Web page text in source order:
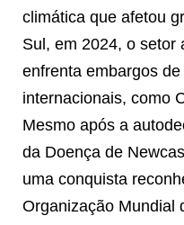
climática que afetou
Sul, em 2024, o setor
enfrenta embargos
internacionais, como
Mesmo após a
da Doença de
uma conquista
Organização Mundial